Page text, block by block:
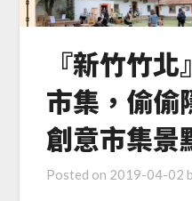
『新竹竹
市集，偷偷
創意市集景
Posted on 2019-04-02